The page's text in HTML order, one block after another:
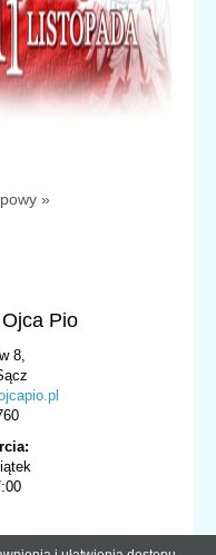
»
Pio
8,